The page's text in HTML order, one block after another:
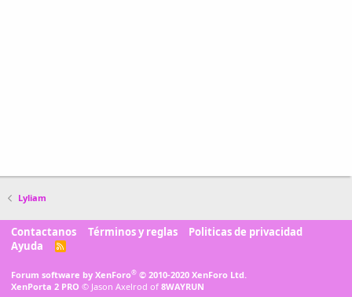
Lyliam
Contactanos Términos y reglas
Politicas de privacidad
Ayuda
R
Forum software by XenForo® © 2010-2020 XenForo Ltd.
XenPorta 2 PRO © Jason Axelrod of 8WAYRUN